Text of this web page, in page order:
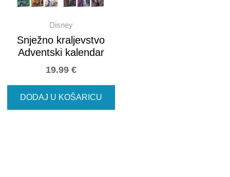
Disney
Snježno kraljevstvo
Adventski kalendar
19.99 €
DODAJ U KOŠARICU